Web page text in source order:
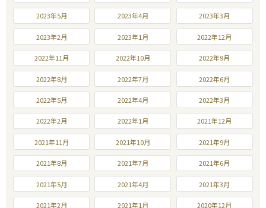
2023年5月 2023年4月 2023年3月
2023年2月 2023年1月 2022年12月
2022年11月 2022年10月 2022年9月
2022年8月 2022年7月 2022年6月
2022年5月 2022年4月 2022年3月
2022年2月 2022年1月 2021年12月
2021年11月 2021年10月 2021年9月
2021年8月 2021年7月 2021年6月
2021年5月 2021年4月 2021年3月
2021年2月 2021年1月 2020年12月